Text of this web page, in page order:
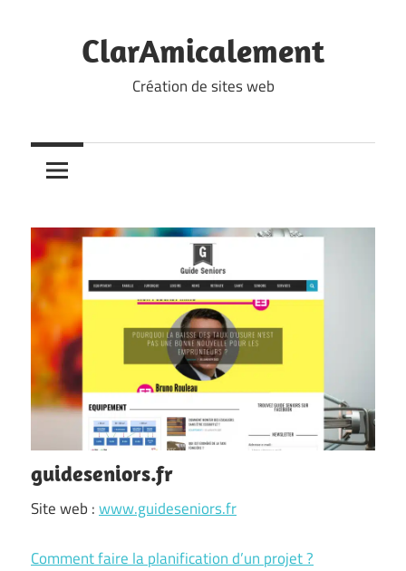
ClarAmicalement
Création de sites web
guideseniors.fr
Site web :www.guideseniors.fr
Comment faire la planification d’un projet ?